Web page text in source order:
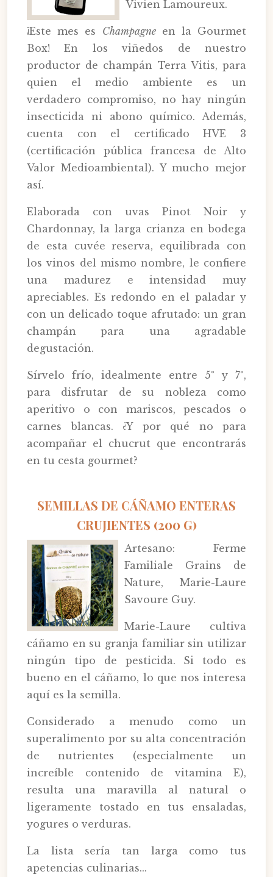
Vivien Lamoureux.
¡Este mes es Champagneen la Gourmet
Box! En los viñedos de nuestro
productor de champán Terra Vitis, para
quien el medio ambiente es un
verdadero compromiso, no hay ningún
insecticida ni abono químico. Además,
cuenta con el certificado HVE 3
(certificación pública francesa de Alto
Valor Medioambiental). Y mucho mejor
así.
Elaborada con uvas Pinot Noir y
Chardonnay, la larga crianza en bodega
de esta cuvée reserva, equilibrada con
los vinos del mismo nombre, le confiere
una madurez e intensidad muy
apreciables. Es redondo en el paladar y
con un delicado toque afrutado: un gran
champán para una agradable
degustación.
Sírvelo frío, idealmente entre 5° y 7°,
para disfrutar de su nobleza como
aperitivo o con mariscos, pescados o
carnes blancas. ¿Y por qué no para
acompañar el chucrut que encontrarás
en tu cesta gourmet?
SEMILLAS DE CÁÑAMO ENTERAS
CRUJIENTES (200 G)
Artesano: Ferme
Familiale Grains de
Nature, Marie-Laure
Savoure Guy.
Marie-Laure cultiva
cáñamo en su granja familiar sin utilizar
ningún tipo de pesticida. Si todo es
bueno en el cáñamo, lo que nos interesa
aquí es la semilla.
Considerado a menudo como un
superalimento por su alta concentración
de nutrientes (especialmente un
increíble contenido de vitamina E),
resulta una maravilla al natural o
ligeramente tostado en tus ensaladas,
yogures o verduras.
La lista sería tan larga como tus
apetencias culinarias...